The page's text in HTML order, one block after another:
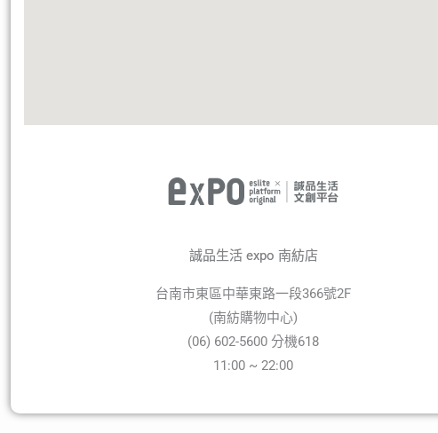
誠品生活 expo 南紡店
台南市東區中華東路一段366號2F
(南紡購物中心)
(06) 602-5600 分機618
11:00 ~ 22:00